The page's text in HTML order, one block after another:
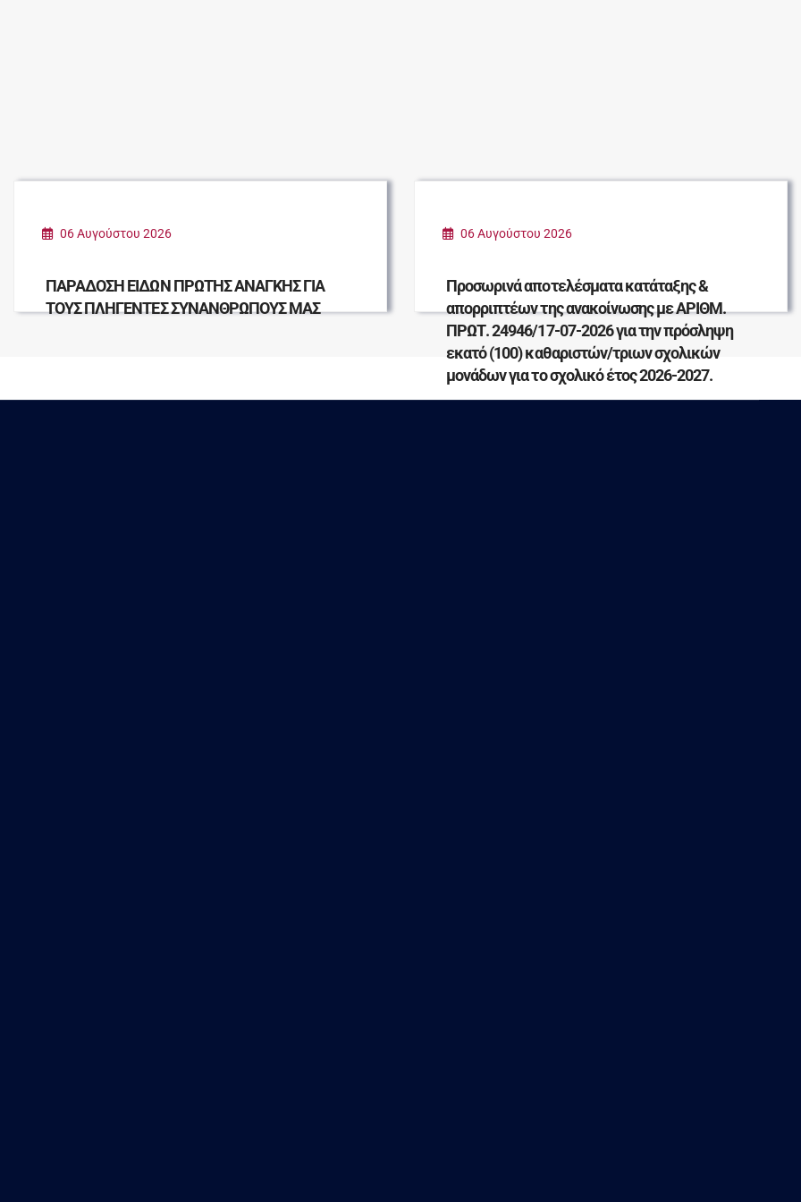
06 Αυγούστου 2026
ΠΑΡΑΔΟΣΗ ΕΙΔΩΝ ΠΡΩΤΗΣ ΑΝΑΓΚΗΣ ΓΙΑ
ΤΟΥΣ ΠΛΗΓΕΝΤΕΣ ΣΥΝΑΝΘΡΩΠΟΥΣ ΜΑΣ
06 Αυγούστου 2026
Προσωρινά αποτελέσματα κατάταξης &
απορριπτέων της ανακοίνωσης με ΑΡΙΘΜ.
ΠΡΩΤ. 24946/17-07-2026 για την πρόσληψη
εκατό (100) καθαριστών/τριων σχολικών
μονάδων για το σχολικό έτος 2026-2027.